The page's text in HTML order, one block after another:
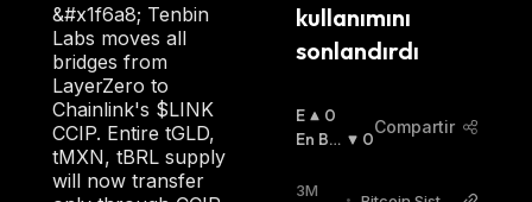
&#x1f6a8; Tenbin
Labs moves all
bridges from
LayerZero to
Chainlink's $LINK
CCIP. Entire tGLD,
tMXN, tBRL supply
will now transfer
kullanımını
sonlandırdı
E
N
L
0
En Baj
0
Compartir
3M